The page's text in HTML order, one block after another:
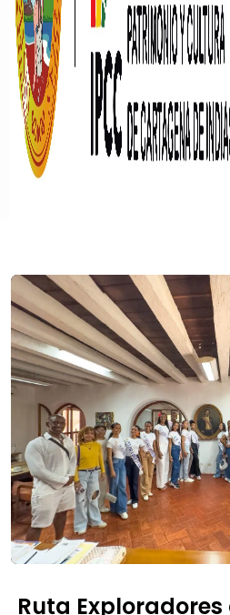
Ruta